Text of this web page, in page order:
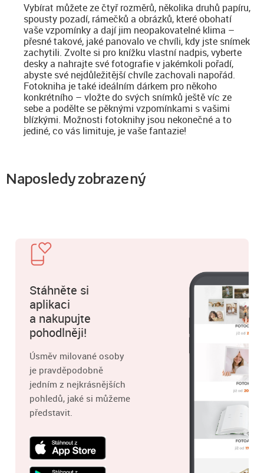
Vybírat můžete ze čtyř rozměrů, několika druhů papíru,
spousty pozadí, rámečků a obrázků, které obohatí
vaše vzpomínky a dají jim neopakovatelné klima –
přesné takové, jaké panovalo ve chvíli, kdy jste snímek
zachytili. Zvolte si pro knížku vlastní nadpis, vyberte
desky a nahrajte své fotografie v jakémkoli pořadí,
abyste své nejdůležitější chvíle zachovali napořád.
Fotokniha je také ideálním dárkem pro někoho
konkrétního – vložte do svých snímků ještě víc ze
sebe a podělte se pěknými vzpomínkami s vašimi
blízkými. Možnosti fotoknihy jsou nekonečné a to
jediné, co vás limituje, je vaše fantazie!
Naposledy zobrazený
Stáhněte si
aplikaci
a nakupujte
pohodlněji!
Úsměv milované osoby
je pravděpodobně
jedním z nejkrásnějších
pohledů, jaké si můžeme
představit.